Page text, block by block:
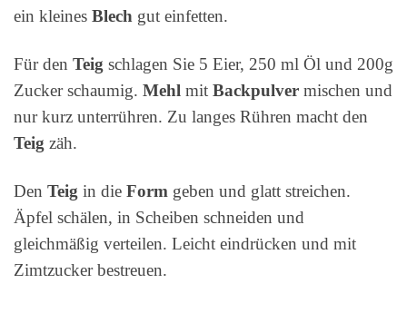
ein kleines Blech gut einfetten.
Für den Teig schlagen Sie 5 Eier, 250 ml Öl und 200g
Zucker schaumig. Mehl mit Backpulver mischen und
nur kurz unterrühren. Zu langes Rühren macht den
Teig zäh.
Den Teig in die Form geben und glatt streichen.
Äpfel schälen, in Scheiben schneiden und
gleichmäßig verteilen. Leicht eindrücken und mit
Zimtzucker bestreuen.